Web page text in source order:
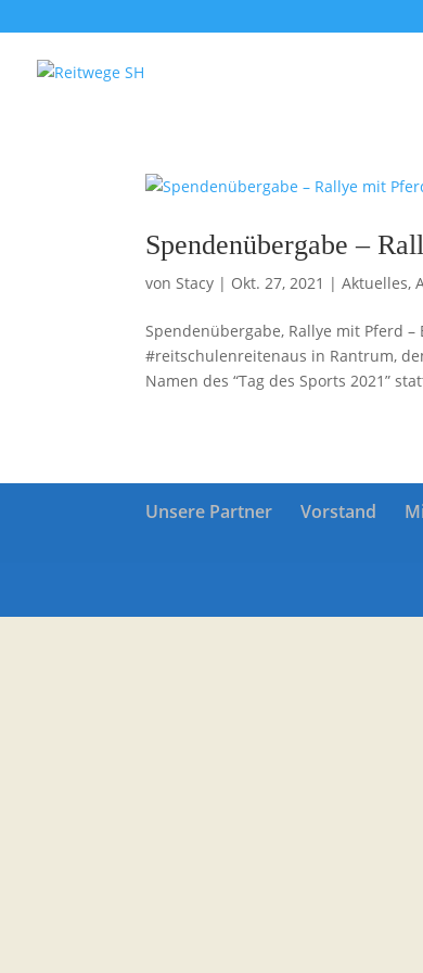
Spendenübergabe –
vonStacy | Okt. 27, 2021 |Aktuelles,
Spendenübergabe, Rallye mit Pferd
#reitschulenreitenaus in Rantrum,
Namen des “Tag des Sports 2021”
Unsere Partner Vorstand